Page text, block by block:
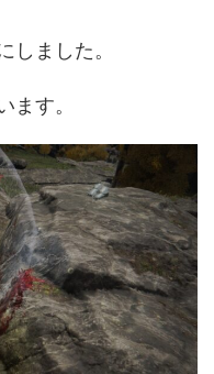
しました。
ます。